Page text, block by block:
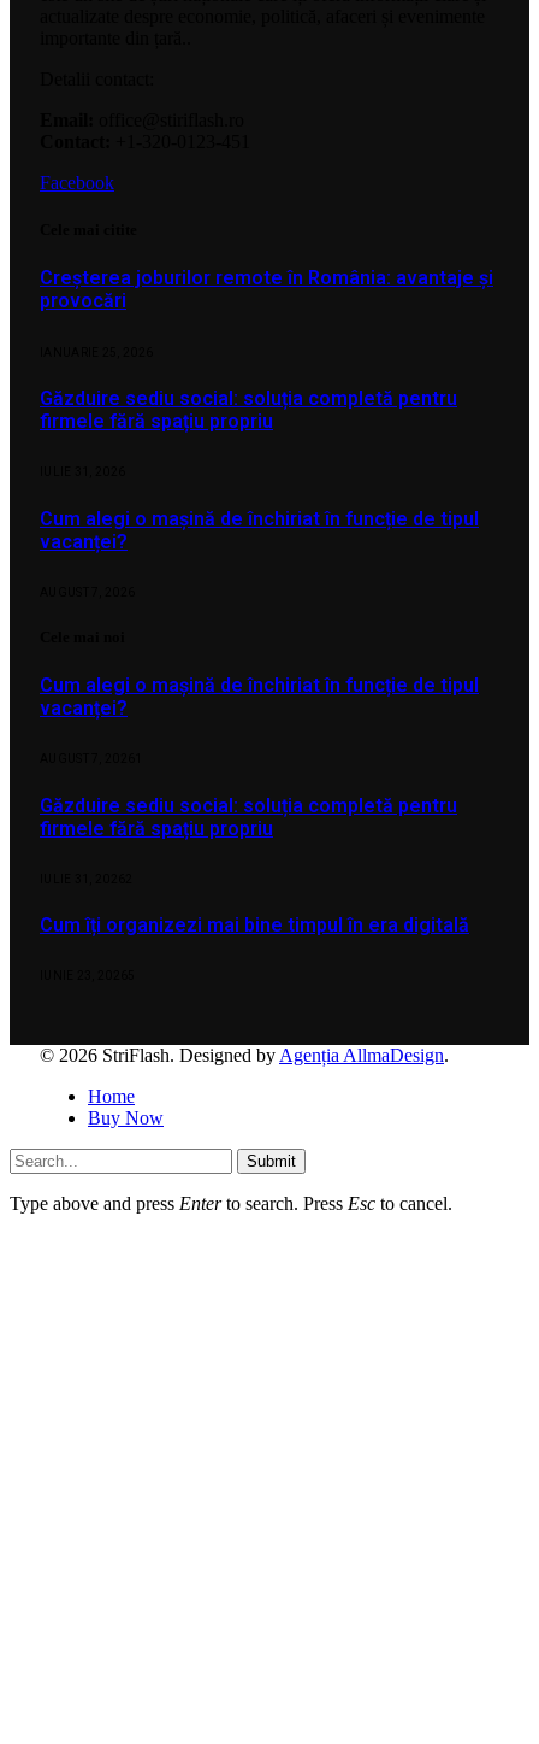
Facebook
Creșterea joburilor remote în România: avantaje și
provocări
Găzduire sediu social: soluția completă pentru
firmele fără spațiu propriu
Cum alegi o mașină de închiriat în funcție de tipul
vacanței?
Cum alegi o mașină de închiriat în funcție de tipul
vacanței?
Găzduire sediu social: soluția completă pentru
firmele fără spațiu propriu
Cum îți organizezi mai bine timpul în era digitală
© 2026 StriFlash. Designed byAgenția AllmaDesign.
Home
Buy Now
Submit
Type above and press Enterto search. Press Esc to cancel.